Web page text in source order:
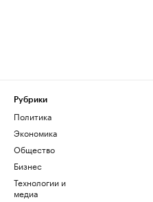
Рубрики
Политика
Экономика
Общество
Бизнес
Технологии и
медиа